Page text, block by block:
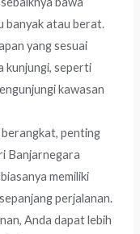
banyak atau berat.
yang sesuai
kunjungi, seperti
kawasan
berangkat, penting
Banjarnegara
memiliki
perjalanan.
Anda dapat lebih